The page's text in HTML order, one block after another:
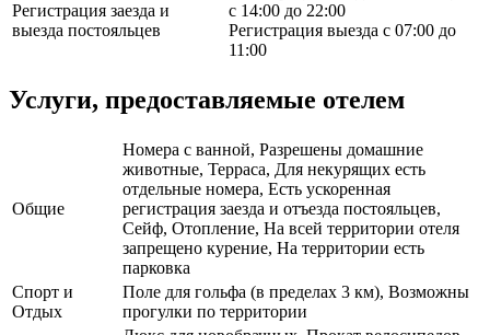
Регистрация заезда и
выезда постояльцев
с 14:00 до 22:00
Регистрация выезда с 07:00 до
11:00
Услуги, предоставляемые отелем
Общие
Номера с ванной, Разрешены домашние
животные, Терраса, Для некурящих есть
отдельные номера, Есть ускоренная
регистрация заезда и отъезда постояльцев,
Сейф, Отопление, На всей территории отеля
запрещено курение, На территории есть
парковка
Спорт и
Отдых
Поле для гольфа (в пределах 3 км), Возможны
прогулки по территории